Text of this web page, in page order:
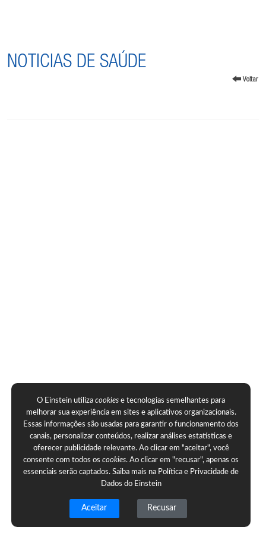
NOTICIAS DE SAÚDE
O Einstein utilizacookies e tecnologias semelhantes para
melhorar sua experiência em sites e aplicativos organizacionais.
Essas informações são usadas para garantir o funcionamento dos
canais, personalizar conteúdos, realizar análises estatísticas e
oferecer publicidade relevante. Ao clicar em "aceitar", você
consente com todos oscookies. Ao clicar em "recusar", apenas os
essenciais serão captados. Saiba mais na Política e Privacidade de
Dados do Einstein
Aceitar Recusar